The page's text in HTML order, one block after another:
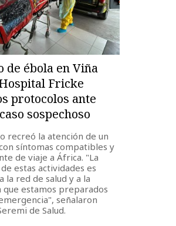
de ébola en Viña
Fricke
protocolos ante
sospechoso
recreó la atención de un
síntomas compatibles y
de viaje a África. "La
estas actividades es
la red de salud y a la
que estamos preparados
señalaron
de Salud.